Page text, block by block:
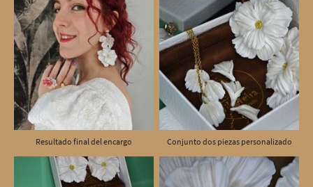
Resultado final del encargo Conjunto dos piezas personalizado